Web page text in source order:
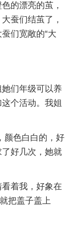
的漂亮的茧，
蚕们结茧了，
们宽敞的“大
们年级可以养
个活动。我姐
颜色白白的，好
好几次，她就
着我，好象在
把盖子盖上